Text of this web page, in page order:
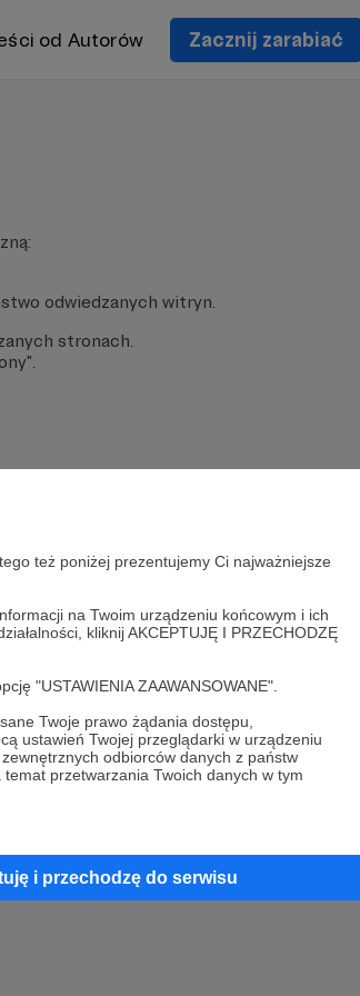
też poniżej prezentujemy Ci najważniejsze
na Twoim urządzeniu końcowym i ich
kliknij AKCEPTUJĘ I PRZECHODZĘ
"USTAWIENIA ZAAWANSOWANE".
Twoje prawo żądania dostępu,
ustawień Twojej przeglądarki w urządzeniu
odbiorców danych z państw
przetwarzania Twoich danych w tym
i przechodzę do serwisu
od Autorów Zacznij zarabiać
odwiedzanych witryn.
stronach.
FAQ
Kontakt z zespołem Patronite